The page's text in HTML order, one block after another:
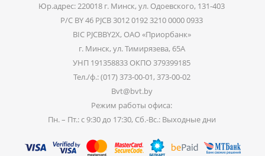
Юр.адрес: 220018 г. Минск, ул. Одоевского, 131-403
Р/С BY 46 PJCB 3012 0192 3210 0000 0933
BIC PJCBBY2X, ОАО «Приорбанк»
г. Минск, ул. Тимирязева, 65А
УНП 191358833 ОКПО 379399185
Тел./ф.: (017) 373-00-01, 373-00-02
Bvt@bvt.by
Режим работы офиса:
Пн. – Пт.: с 9:30 до 17:30, Сб.-Вс.: Выходные дни